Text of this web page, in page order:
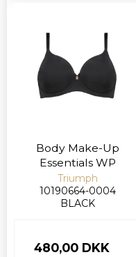
Body Make-Up
Essentials WP
Triumph
10190664-0004
BLACK
480,00 DKK